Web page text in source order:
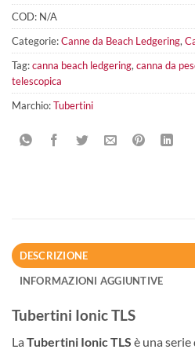
COD: N/A
Categorie:Canne da Beach Ledgering,
Tag:canna beach ledgering, canna da
telescopica
Marchio:Tubertini
DESCRIZIONE
INFORMAZIONI AGGIUNTIVE
Tubertini Ionic TLS
La Tubertini Ionic TLS è una